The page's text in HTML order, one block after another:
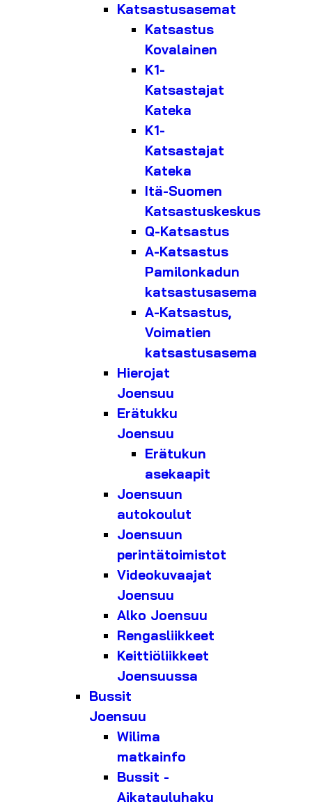
Katsastusasemat
Katsastus
Kovalainen
K1-
Katsastajat
Kateka
K1-
Katsastajat
Kateka
Itä-Suomen
Katsastuskeskus
Q-Katsastus
A-Katsastus
Pamilonkadun
katsastusasema
A-Katsastus,
Voimatien
katsastusasema
Hierojat
Joensuu
Erätukku
Joensuu
Erätukun
asekaapit
Joensuun
autokoulut
Joensuun
perintätoimistot
Videokuvaajat
Joensuu
Alko Joensuu
Rengasliikkeet
Keittiöliikkeet
Joensuussa
Bussit
Joensuu
Wilima
matkainfo
Bussit -
Aikatauluhaku